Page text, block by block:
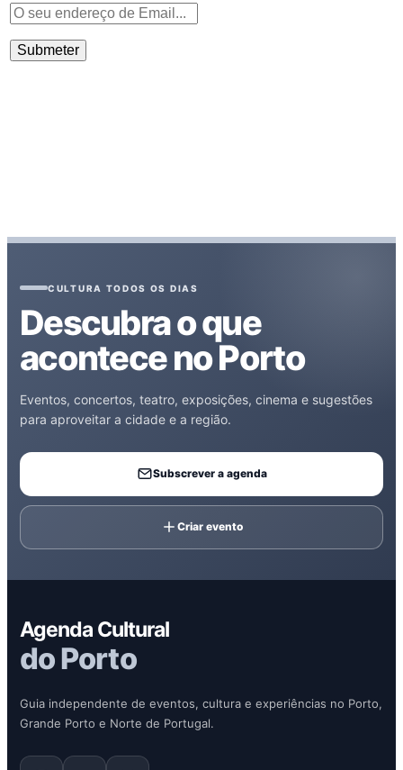
CULTURA TODOS OS DIAS
Descubra o que
acontece no Porto
Eventos, concertos, teatro, exposições, cinema e sugestões
para aproveitar a cidade e a região.
Subscrever a agenda
Criar evento
Agenda Cultural
do Porto
Guia independente de eventos, cultura e experiências no Porto,
Grande Porto e Norte de Portugal.